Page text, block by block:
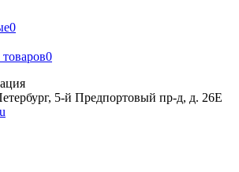
0
0
5-й Предпортовый пр-д, д. 26Е